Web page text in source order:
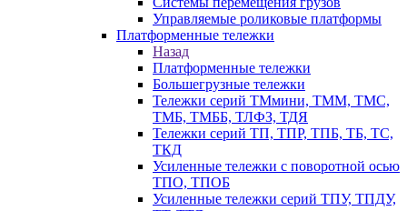
Управляемые роликовые платформы
Платформенные тележки
Назад
Платформенные тележки
Большегрузные тележки
Тележки серий ТМмини, ТММ, ТМС,
ТМБ, ТМББ, ТЛФЗ, ТДЯ
Тележки серий ТП, ТПР, ТПБ, ТБ, ТС,
ТКД
Усиленные тележки с поворотной осью
ТПО, ТПОБ
Усиленные тележки серий ТПУ, ТПДУ,